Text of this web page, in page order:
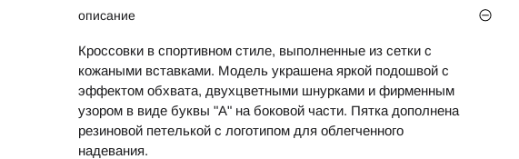
описание
Кроссовки в спортивном стиле, выполненные из сетки с
кожаными вставками. Модель украшена яркой подошвой с
эффектом обхвата, двухцветными шнурками и фирменным
узором в виде буквы "А" на боковой части. Пятка дополнена
резиновой петелькой с логотипом для облегченного
надевания.